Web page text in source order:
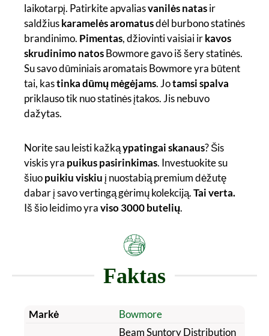
laikotarpį. Patirkite apvaliasvanilės natasir
saldžiuskaramelės aromatusdėl burbono statinės
brandinimo. Pimentas, džiovinti vaisiai irkavos
skrudinimo natosBowmore gavo iš šery statinės.
Su savo dūminiais aromatais Bowmore yra būtent
tai, kastinka dūmų mėgėjams. Jotamsi spalva
priklauso tik nuo statinės įtakos. Jis nebuvo
dažytas.
Norite sau leisti kažkąypatingai skanaus? Šis
viskis yra puikus pasirinkimas. Investuokite su
šiuopuikiu viskiu į nuostabią premium dėžutę
dabar į savo vertingą gėrimų kolekciją.Tai verta.
Iš šio leidimo yraviso 3000 butelių.
Faktas
Markė
Bowmore
Beam Suntory Distribution